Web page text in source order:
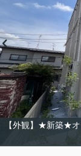
【外観】★新築★